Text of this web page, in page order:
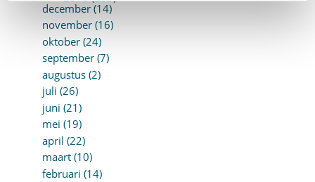
december (14)
november (16)
oktober (24)
september (7)
augustus (2)
juli (26)
juni (21)
mei (19)
april (22)
maart (10)
februari (14)